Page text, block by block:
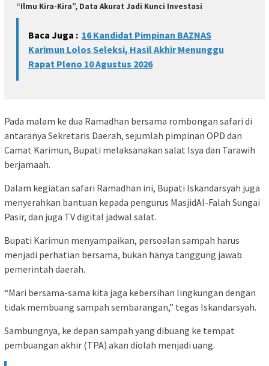
“Ilmu Kira-Kira”, Data Akurat Jadi Kunci Investasi
Baca Juga : 16 Kandidat Pimpinan BAZNAS
Karimun Lolos Seleksi, Hasil Akhir Menunggu
Rapat Pleno 10 Agustus 2026
Pada malam ke dua Ramadhan bersama rombongan safari di
antaranya Sekretaris Daerah, sejumlah pimpinan OPD dan
Camat Karimun, Bupati melaksanakan salat Isya dan Tarawih
berjamaah.
Dalam kegiatan safari Ramadhan ini, Bupati Iskandarsyah juga
menyerahkan bantuan kepada pengurus MasjidAl-Falah Sungai
Pasir, dan juga TV digital jadwal salat.
Bupati Karimun menyampaikan, persoalan sampah harus
menjadi perhatian bersama, bukan hanya tanggung jawab
pemerintah daerah.
“Mari bersama-sama kita jaga kebersihan lingkungan dengan
tidak membuang sampah sembarangan,” tegas Iskandarsyah.
Sambungnya, ke depan sampah yang dibuang ke tempat
pembuangan akhir (TPA) akan diolah menjadi uang.